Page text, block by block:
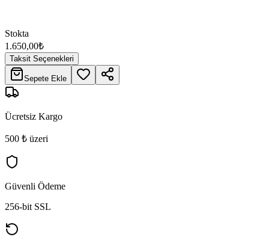
Stokta
1.650,00₺
Taksit Seçenekleri
Sepete Ekle
Ücretsiz Kargo
500 ₺ üzeri
Güvenli Ödeme
256-bit SSL